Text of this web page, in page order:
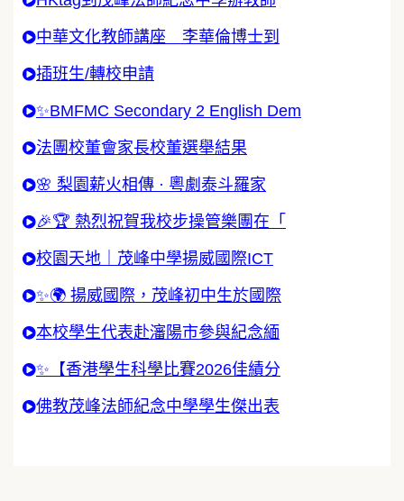
中華文化教師講座 李華倫博士到
插班生/轉校申請
✨BMFMC Secondary 2 English Dem
法團校董會家長校董選舉結果
🌸 梨園薪火相傳 · 粵劇泰斗羅家
🎉🏆 熱烈祝賀我校步操管樂團在「
校園天地｜茂峰中學揚威國際ICT
✨🌍 揚威國際，茂峰初中生於國際
本校學生代表赴瀋陽市參與紀念緬
✨【香港學生科學比賽2026佳績分
佛教茂峰法師紀念中學學生傑出表